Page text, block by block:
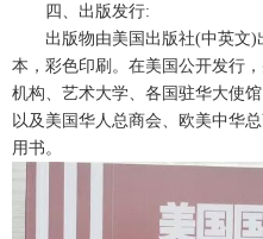
四、出版发行:
出版物由美国出版社(中英文
本，彩色印刷。在美国公开发行
机构、艺术大学、各国驻华大使
以及美国华人总商会、欧美中华
用书。